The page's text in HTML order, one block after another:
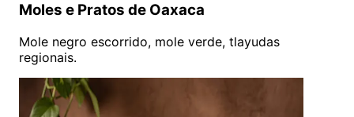
Moles e Pratos de Oaxaca
Mole negro escorrido, mole verde, tlayudas
regionais.